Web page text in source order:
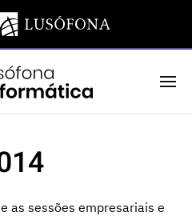
as sessões empresariais e